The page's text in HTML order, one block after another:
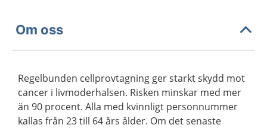
Om oss
Regelbunden cellprovtagning ger starkt skydd mot
cancer i livmoderhalsen. Risken minskar med mer
än 90 procent. Alla med kvinnligt personnummer
kallas från 23 till 64 års ålder. Om det senaste